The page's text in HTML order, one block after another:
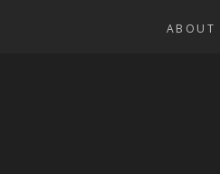
ABOUT